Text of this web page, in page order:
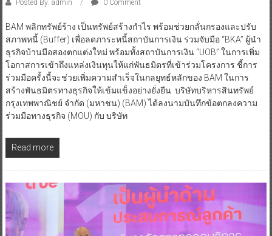
Posted By: admin 0 Comment
BAM พลิกทรัพย์ร้าง เป็นทรัพย์สร้างกำไร พร้อมช่วยกลั่นกรองและปรับ
สภาพหนี้ (Buffer) เพื่อลดภาระหนี้สถาบันการเงิน ร่วมจับมือ “BKA” ผู้นำ
ธุรกิจบ้านมือสองตกแต่งใหม่ พร้อมทั้งสถาบันการเงิน “UOB” ในการเพิ่ม
โอกาสการเข้าถึงแหล่งเงินทุนให้แก่พันธมิตรที่เข้าร่วมโครงการ ชี้การ
ร่วมมือครั้งนี้จะช่วยเพิ่มความสำเร็จในกลยุทธ์หลักของ BAM ในการ
สร้างพันธมิตรทางธุรกิจให้เข้มแข็งอย่างยั่งยืน บริษัทบริหารสินทรัพย์
กรุงเทพพาณิชย์ จำกัด (มหาชน) (BAM) ได้ลงนามบันทึกข้อตกลงความ
ร่วมมือทางธุรกิจ (MOU) กับ บริษัท
Read more